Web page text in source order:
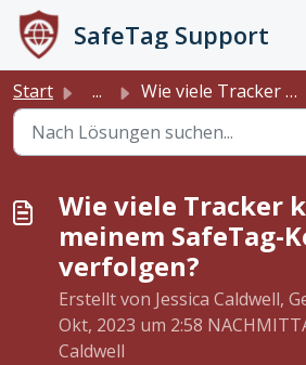
Zum hauptsächlichen Inhalt gehen
SafeTag Support
Start ... Wie viele Tracker kann ich auf meinem SafeTag-Konto verfo...
Wie viele Tracker
meinem SafeTag-
verfolgen?
Erstellt von Jessica Caldwell,
Okt, 2023 um 2:58
Caldwell